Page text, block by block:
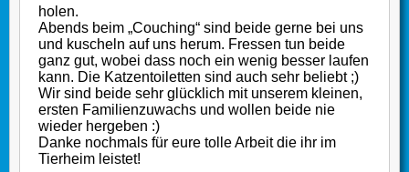
holen.
Abends beim „Couching“ sind beide gerne bei uns
und kuscheln auf uns herum. Fressen tun beide
ganz gut, wobei dass noch ein wenig besser laufen
kann. Die Katzentoiletten sind auch sehr beliebt ;)
Wir sind beide sehr glücklich mit unserem kleinen,
ersten Familienzuwachs und wollen beide nie
wieder hergeben :)
Danke nochmals für eure tolle Arbeit die ihr im
Tierheim leistet!